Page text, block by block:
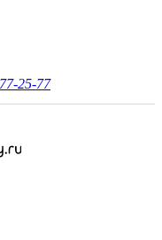
25-77